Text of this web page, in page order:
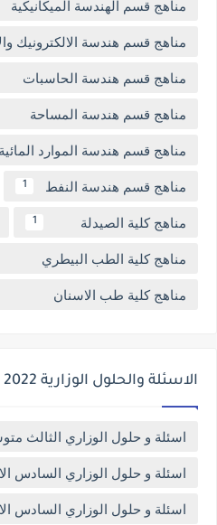
مناهج قسم الهندسة الميكانيكية
مناهج قسم هندسة الالكترونيك
مناهج قسم هندسة الحاسبات
مناهج قسم هندسة المساحة
مناهج قسم هندسة الموارد المائية
مناهج قسم هندسة النفط 1
مناهج كلية الصيدلة 1
مناهج كلية الطب البيطري
مناهج كلية طب الاسنان
الاسئلة والحلول الوزارية 2022 الدور الاول
اسئلة و حلول الوزاري الثالث متوسط 2022 الدور
اسئلة و حلول الوزاري السادس الابتدائي 2022
اسئلة و حلول الوزاري السادس الاحيائي 2022